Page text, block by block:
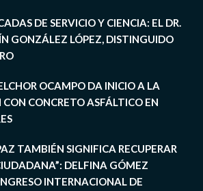
DE SERVICIO Y CIENCIA: EL DR.
GONZÁLEZ LÓPEZ, DISTINGUIDO
OCAMPO DA INICIO A LA
CONCRETO ASFÁLTICO EN
TAMBIÉN SIGNIFICA RECUPERAR
DELFINA GÓMEZ
INTERNACIONAL DE